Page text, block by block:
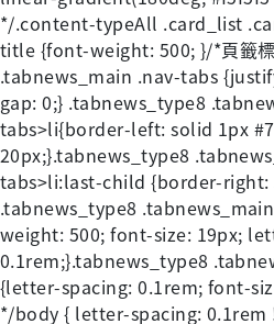
*/.content-typeAll .card_list
title {font-weight: 500; }/*頁籤
.tabnews_main .nav-tabs
gap: 0;} .tabnews_type8
tabs>li{border-left: solid 1px
20px;}.tabnews_type8
tabs>li:last-child {border-right:
.tabnews_type8
weight: 500; font-size: 19px;
0.1rem;}.tabnews_type8
{letter-spacing: 0.1rem; font-
*/body { letter-spacing: